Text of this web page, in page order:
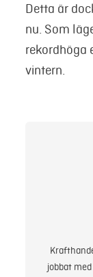
Detta är
nu. Som
rekordhöga
vintern.
jobbat